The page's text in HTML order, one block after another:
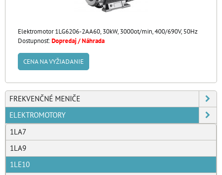
Elektromotor 1LG6206-2AA60, 30kW, 3000ot/min, 400/690V, 50Hz
Dostupnosť:Dopredaj / Náhrada
CENA NA VYŽIADANIE
FREKVENČNÉ MENIČE
ELEKTROMOTORY
1LA7
1LA9
1LE10